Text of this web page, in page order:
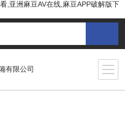
,亚洲麻豆AV在线,麻豆APP破解版下